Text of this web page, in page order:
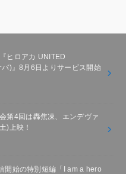
ヒロアカ UNITED
)』8月6日よりサービス開始
第4回は轟焦凍、エンデヴァ
)上映！
開始の特別短編「I am a hero